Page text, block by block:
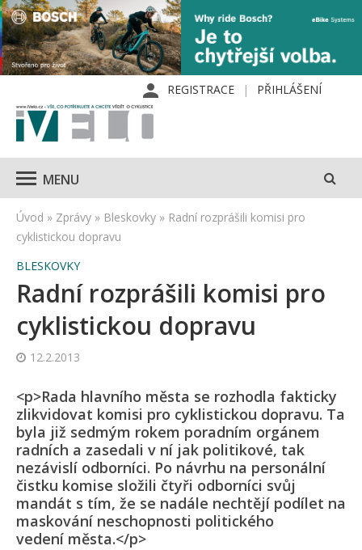
REGISTRACE PŘIHLÁŠENÍ
MENU
Úvod » Zprávy » Bleskovky » Radní rozprášili komisi pro
cyklistickou dopravu
BLESKOVKY
Radní rozprášili komisi pro
cyklistickou dopravu
12.2.2013
<p>Rada hlavního města se rozhodla fakticky
zlikvidovat komisi pro cyklistickou dopravu. Ta
byla již sedmým rokem poradním orgánem
radních a zasedali v ní jak politikové, tak
nezávislí odborníci. Po návrhu na personální
čistku komise složili čtyři odborníci svůj
mandát s tím, že se nadále nechtějí podílet na
maskování neschopnosti politického
vedení města.</p>